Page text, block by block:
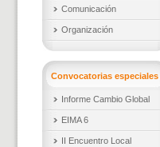
Comunicación
Organización
Convocatorias especiales
Informe Cambio Global
EIMA 6
II Encuentro Local